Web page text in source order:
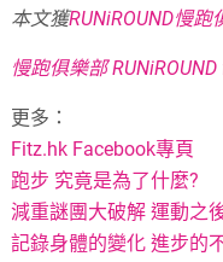
本文獲RUNiROUND慢跑
慢跑俱樂部
更多：
Fitz.hk Facebook專頁
跑步 究竟是為了什麼?
減重謎團大破解 運動之
記錄身體的變化 進步的